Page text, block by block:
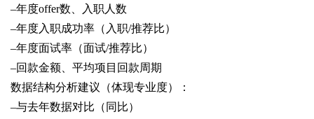
–年度offer数、入职人数
–年度入职成功率（入职/推荐比）
–年度面试率（面试/推荐比）
–回款金额、平均项目回款周期
数据结构分析建议（体现专业度）：
–与去年数据对比（同比）